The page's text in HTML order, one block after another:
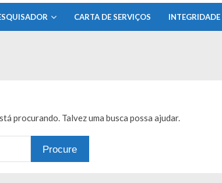
CARTA DE SERVIÇOS INTEGRIDADE
procurando. Talvez uma busca possa ajudar.